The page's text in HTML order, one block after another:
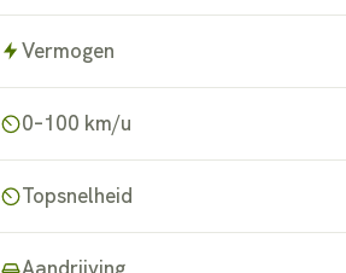
Vermogen
0–100 km/u
Topsnelheid